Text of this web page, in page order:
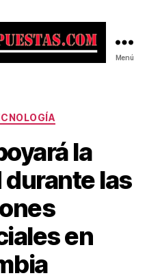
Menú
la
las
en